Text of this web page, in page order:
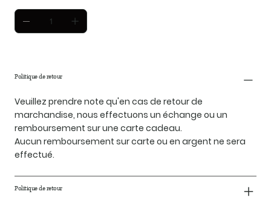
Politique de retour
Veuillez prendre note qu'en cas de retour de
marchandise, nous effectuons un échange ou un
remboursement sur une carte cadeau.
Aucun remboursement sur carte ou en argent ne sera
effectué.
Politique de retour